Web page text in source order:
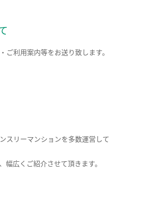
ご利用案内等をお送り致します。
スリーマンションを多数運営して
幅広くご紹介させて頂きます。